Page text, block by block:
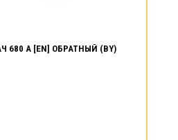
АЧ 680 А [EN] ОБРАТНЫЙ (BY)